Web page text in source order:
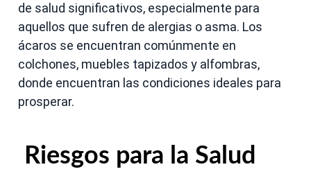
de salud significativos, especialmente para
aquellos que sufren de alergias o asma. Los
ácaros se encuentran comúnmente en
colchones, muebles tapizados y alfombras,
donde encuentran las condiciones ideales para
prosperar.
Riesgos para la Salud